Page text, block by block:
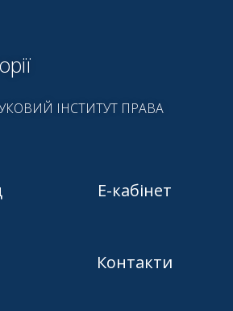
ІНСТИТУТ ПРАВА
Е-кабінет
Контакти